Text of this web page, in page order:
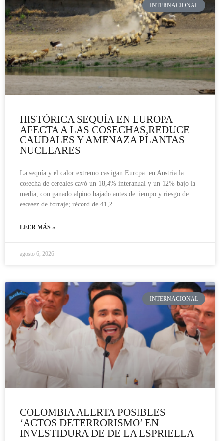
INTERNACIONAL
HISTÓRICA SEQUÍA EN EUROPA
AFECTA A LAS COSECHAS,REDUCE
CAUDALES Y AMENAZA PLANTAS
NUCLEARES
La sequía y el calor extremo castigan Europa: en Austria la
cosecha de cereales cayó un 18,4% interanual y un 12% bajo la
media, con ganado alpino bajado antes de tiempo y riesgo de
escasez de forraje; récord de 41,2
LEER MÁS »
agosto 6, 2026
INTERNACIONAL
COLOMBIA ALERTA POSIBLES
‘ACTOS DETERRORISMO’ EN
INVESTIDURA DE DE LA ESPRIELLA